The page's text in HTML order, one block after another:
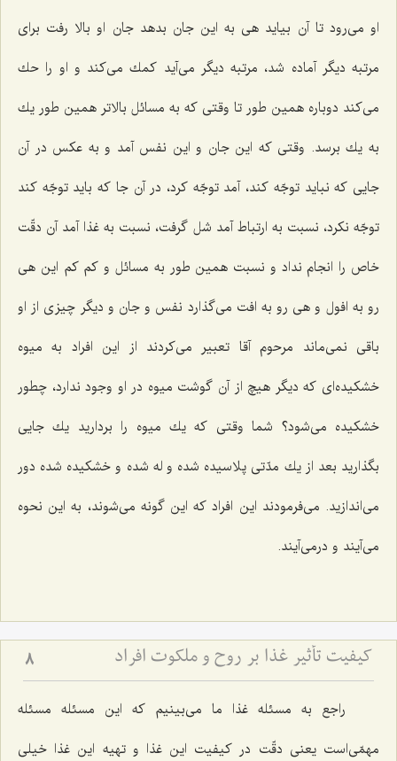
او می‌رود تا آن بیاید هی به این جان بدهد جان او بالا رفت برای
مرتبه دیگر آماده شد، مرتبه دیگر می‌آید كمك می‌كند و او را حك
می‌كند دوباره همین طور تا وقتی كه به مسائل بالاتر همین طور یك
به یك برسد. وقتی كه این جان و این نفس آمد و به عكس در آن
جایی كه نباید توجّه كند، آمد توجّه كرد، در آن جا كه باید توجّه كند
توجّه نكرد، نسبت به ارتباط آمد شل گرفت، نسبت به غذا آمد آن دقّت
خاص را انجام نداد و نسبت همین طور به مسائل و كم كم این هی
رو به افول و هی رو به افت می‌گذارد نفس و جان و دیگر چیزی از او
باقی نمی‌ماند مرحوم آقا تعبیر می‌كردند از این افراد به میوه
خشكیده‌ای كه دیگر هیچ از آن گوشت میوه در او وجود ندارد، چطور
خشكیده می‌شود؟ شما وقتی كه یك میوه را بردارید یك جایی
بگذارید بعد از یك مدّتی پلاسیده شده و له شده و خشكیده شده دور
می‌اندازید. می‌فرمودند این افراد كه این گونه می‌شوند، به این نحوه
می‌آیند و درمی‌آیند.
کیفیت تأثیر غذا بر روح و ملکوت افراد 8
راجع به مسئله غذا ما می‌بینیم كه این مسئله مسئله
مهمّی‌است یعنی دقّت در كیفیت این غذا و تهیه این غذا خیلی